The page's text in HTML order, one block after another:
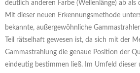
deutlich anderen Farbe (Wellenlänge) ab als
Mit dieser neuen Erkennungsmethode
bekannte, außergewöhnliche
Teil rätselhaft gewesen ist, da sich mit der
Gammastrahlung die genaue Position der
eindeutig bestimmen ließ. Im Umfeld dieser